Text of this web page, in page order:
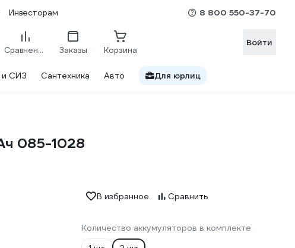
Инвесторам 8 800 550-37-70
Сравнение Заказы Корзина
Войти
СИЗ Сантехника Авто Для юрлиц
085-1028
В избранное Сравнить
Количество аккумуляторов в комплекте